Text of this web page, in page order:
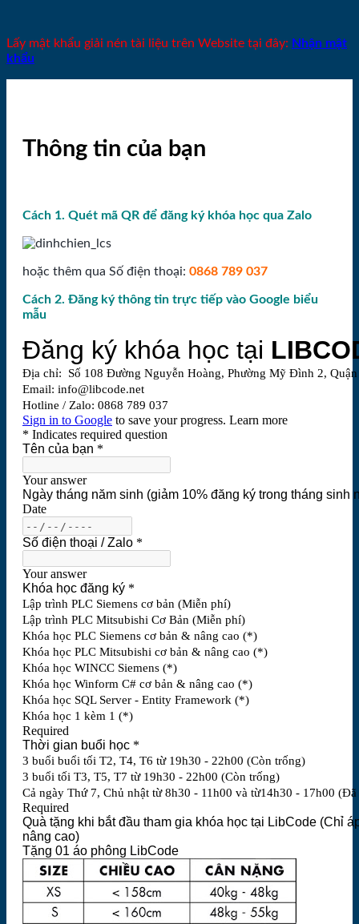
Lấy mật khẩu giải nén tài liệu trên Website tại đây: Nhận mật
khẩu
Thông tin của bạn
Cách 1. Quét mã QR để đăng ký khóa học qua Zalo
hoặc thêm qua Số điện thoại: 0868 789 037
Cách 2. Đăng ký thông tin trực tiếp vào Google biểu
mẫu